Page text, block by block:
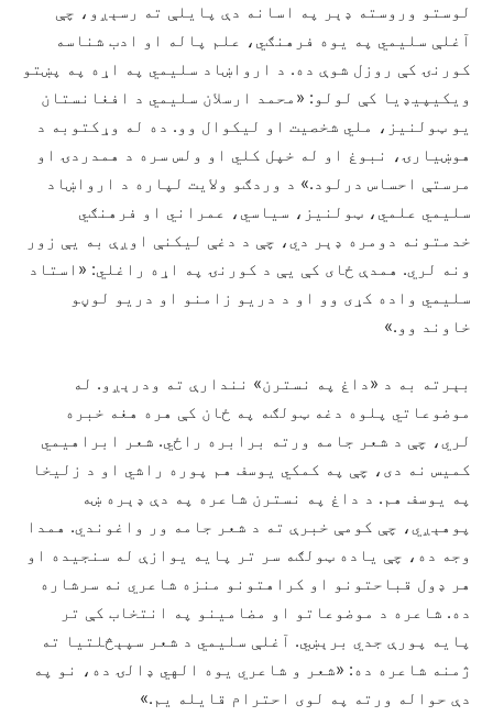
لوستو وروسته ډېر په اسانه دې پایلې ته رسېږو، چې
آغلې سلیمي په یوه فرهنګي، علم پاله او ادب شناسه
کورنۍ کې روزل شوې ده. د ارواښاد سلیمي په اړه په پښتو
ویکیپیډیا کې لولو: «محمد ارسلان سلیمي د افغانستان
یو ټولنیز، ملي شخصیت او لیکوال وو. ده له وړکتوبه د
هوښیارۍ، نبوغ او له خپل کلي او ولس سره د همدردۍ او
مرستې احساس درلود.» د وردګو ولایت لپاره د ارواښاد
سلیمي علمي، ټولنیز، سیاسي، عمراني او فرهنګي
خدمتونه دومره ډېر دي، چې د دغې لیکنې اوږې به يې زور
ونه لري. همدې ځای کې يې د کورنۍ په اړه راغلي: «استاد
سلیمي واده کړی وو او د دریو زامنو او دریو لوڼو
خاوند وو.»
بېرته به د «داغ په نسترن» نندارې ته ودرېږو. له
موضوعاتي پلوه دغه ټولګه په ځان کې هره هغه خبره
لري، چې د شعر جامه ورته برابره راځي. شعر ابراهیمي
کمیس نه دی، چې په کمکي یوسف هم پوره راشي او د زلیخا
په یوسف هم. د داغ په نسترن شاعره په دې ډېره ښه
پوهېږي، چې کومې خبرې ته د شعر جامه ور واغوندي. همدا
وجه ده، چې یاده ټولګه سر تر پایه یوازې له سنجیده او
هر ډول قباحتونو او کراهتونو منزه شاعري نه سرشاره
ده. شاعره د موضوعاتو او مضامینو په انتخاب کې تر
پایه پورې جدي برېښي. آغلې سلیمي د شعر سپېڅلتیا ته
ژمنه شاعره ده: «شعر و شاعري یوه الهي ډالۍ ده، نو په
دې حواله ورته په لوی احترام قایله یم.»